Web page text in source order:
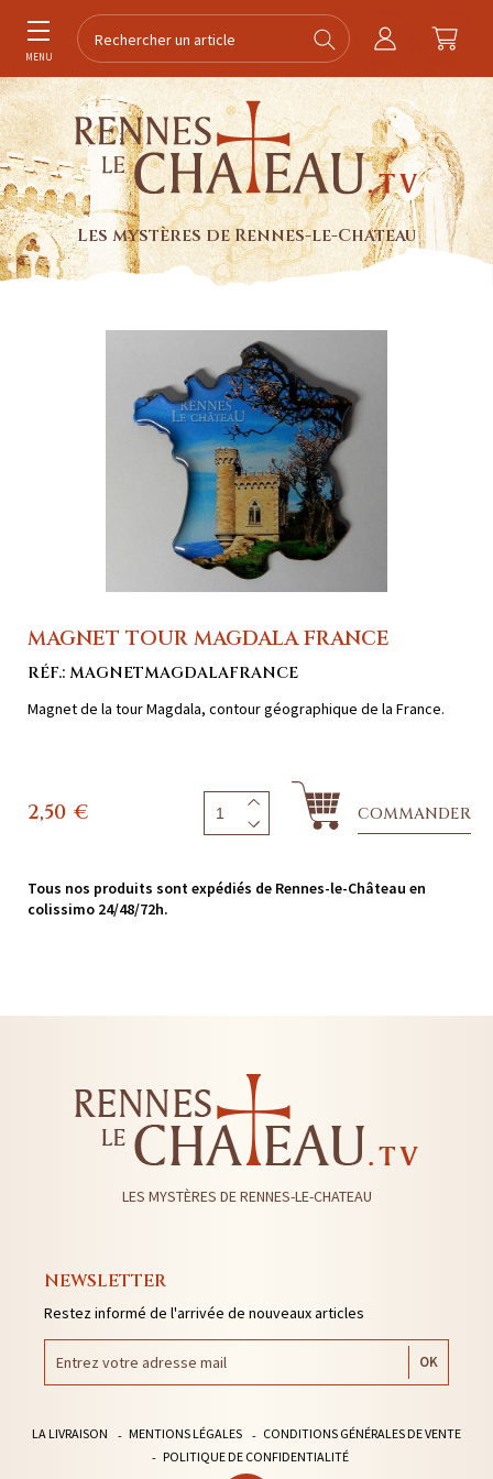
MENU
Les mystères de Rennes-le-Chateau
MAGNET TOUR MAGDALA FRANCE
RÉF.: MAGNETMAGDALAFRANCE
Magnet de la tour Magdala, contour géographique de la France.
2,50 € COMMANDER
Tous nos produits sont expédiés de Rennes-le-Château en
colissimo 24/48/72h.
LES MYSTÈRES DE RENNES-LE-CHATEAU
NEWSLETTER
Restez informé de l'arrivée de nouveaux articles
LA LIVRAISON MENTIONS LÉGALES
CONDITIONS GÉNÉRALES DE VENTE
POLITIQUE DE CONFIDENTIALITÉ